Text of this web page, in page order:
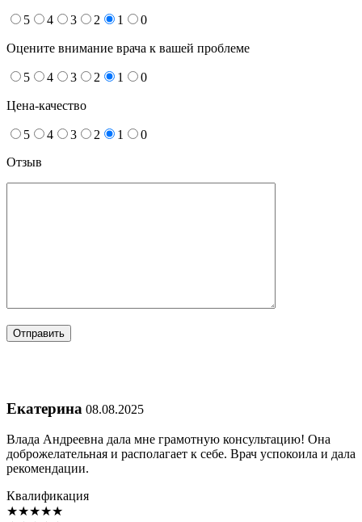
5 4 3 2 1 0
Оцените внимание врача к вашей проблеме
5 4 3 2 1 0
Цена-качество
5 4 3 2 1
0
Отзыв
Екатерина 08.08.2025
Влада Андреевна дала мне грамотную консультацию! Она
доброжелательная и располагает к себе. Врач успокоила и дала
рекомендации.
Квалификация
★★★★★